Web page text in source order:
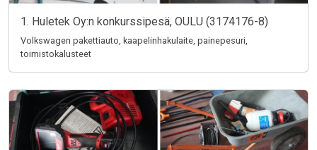
1. Huletek Oy:n konkurssipesä, OULU (3174176-8)
Volkswagen pakettiauto, kaapelinhakulaite, painepesuri,
toimistokalusteet